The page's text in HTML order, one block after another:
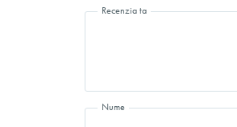
Recenzia ta
Nume